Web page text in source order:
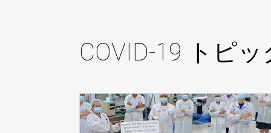
COVID-19 トピッ